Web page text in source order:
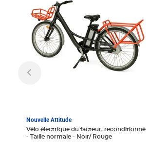
Nouvelle Attitude
Vélo électrique du facteur, reconditionné
- Taille normale - Noir/ Rouge